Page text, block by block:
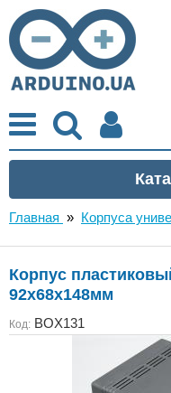
Главная » Корпуса
Корпус
92x68x148мм
Код: BOX131